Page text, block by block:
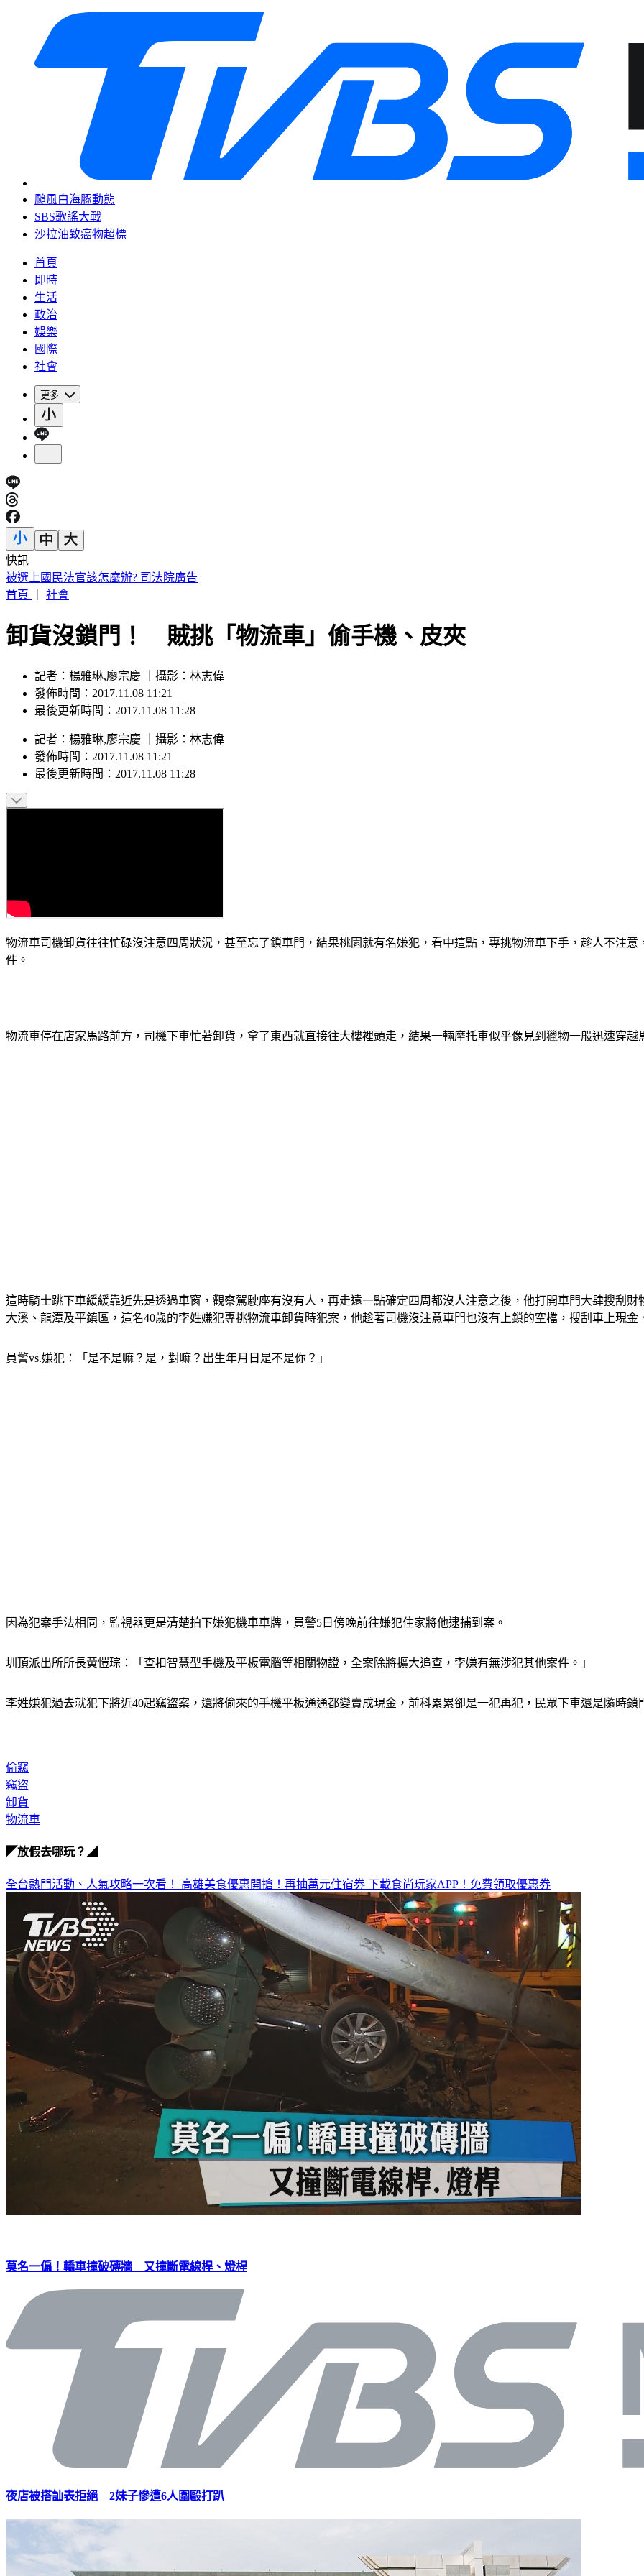
颱風白海豚動態
SBS歌謠大戰
沙拉油致癌物超標
首頁
即時
生活
政治
娛樂
國際
社會
更多
快訊
南港LaLaport 鷹架掉落砸傷人 北市建管處開罰30萬
首頁
社會
卸貨沒鎖門！ 賊挑「物流車」偷手機、皮夾
記者：楊雅琳,廖宗慶 ｜攝影：林志偉
發佈時間：2017.11.08 11:21
最後更新時間：2017.11.08 11:28
記者 ： 楊雅琳,廖宗慶 攝影 ： 林志偉
發佈時間： 2017.11.08 11:21
最後更新時間： 2017.11.08 11:28
物流車司機卸貨往往忙碌沒注意四周狀況，甚至忘了鎖車門，結果桃園就有名嫌犯，看中這點，專挑物流車下手，趁人不注
件。
物流車停在店家馬路前方，司機下車忙著卸貨，拿了東西就直接往大樓裡頭走，結果一輛摩托車似乎像見到獵物一般迅速穿越
這時騎士跳下車緩緩靠近先是透過車窗，觀察駕駛座有沒有人，再走遠一點確定四周都沒人注意之後，他打開車門大肆搜刮
大溪、龍潭及平鎮區，這名40歲的李姓嫌犯專挑物流車卸貨時犯案，他趁著司機沒注意車門也沒有上鎖的空檔，搜刮車上現
員警vs.嫌犯：「是不是嘛？是，對嘛？出生年月日是不是你？」
因為犯案手法相同，監視器更是清楚拍下嫌犯機車車牌，員警5日傍晚前往嫌犯住家將他逮捕到案。
圳頂派出所所長黃愷琮：「查扣智慧型手機及平板電腦等相關物證，全案除將擴大追查，李嫌有無涉犯其他案件。」
李姓嫌犯過去就犯下將近40起竊盜案，還將偷來的手機平板通通都變賣成現金，前科累累卻是一犯再犯，民眾下車還是隨時鎖
偷竊
竊盜
卸貨
物流車
◤放假去哪玩？◢
全台熱門活動、人氣攻略一次看！ 高雄美食優惠開搶！再抽萬元住宿券 下載食尚玩家APP！免費領取優惠券
莫名一偏！轎車撞破磚牆 又撞斷電線桿、燈桿
夜店被搭訕表拒絕 2妹子慘遭6人圍毆打趴